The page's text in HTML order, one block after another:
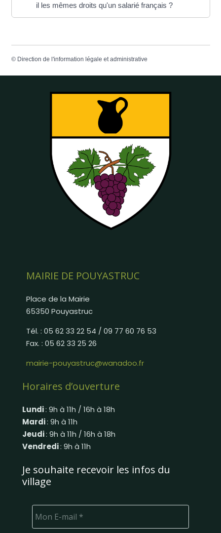
il les mêmes droits qu'un salarié français ?
© Direction de l'information légale et administrative
MAIRIE DE POUYASTRUC
Place de la Mairie
65350 Pouyastruc
Tél. : 05 62 33 22 54 / 09 77 60 76 53
Fax. : 05 62 33 25 26
mairie-pouyastruc@wanadoo.fr
Horaires d’ouverture
Lundi: 9h à 11h / 16h à 18h
Mardi: 9h à 11h
Jeudi: 9h à 11h / 16h à 18h
Vendredi: 9h à 11h
Je souhaite recevoir les infos du
village